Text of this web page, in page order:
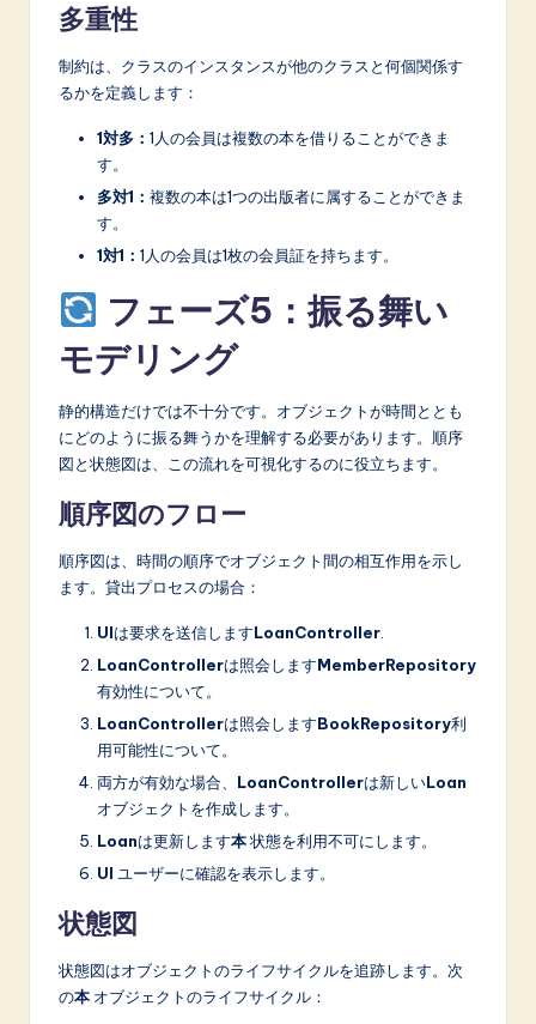
多重性
制約は、クラスのインスタンスが他のクラスと何個関係す
るかを定義します：
1対多： 1人の会員は複数の本を借りることができま
す。
多対1： 複数の本は1つの出版者に属することができま
す。
1対1： 1人の会員は1枚の会員証を持ちます。
フェーズ5：振る舞い
モデリング
静的構造だけでは不十分です。オブジェクトが時間ととも
にどのように振る舞うかを理解する必要があります。順序
図と状態図は、この流れを可視化するのに役立ちます。
順序図のフロー
順序図は、時間の順序でオブジェクト間の相互作用を示し
ます。貸出プロセスの場合：
UIは要求を送信しますLoanController
LoanControllerは照会しますMemberRepository
有効性について。
LoanControllerは照会しますBookRepository利
用可能性について。
両方が有効な場合、 LoanControllerは新しいLoan
オブジェクトを作成します。
Loanは更新します本状態を利用不可にします。
UI ユーザーに確認を表示します。
状態図
状態図はオブジェクトのライフサイクルを追跡します。次
の本 オブジェクトのライフサイクル：